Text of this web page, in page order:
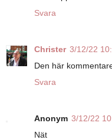
Svara
Christer 3/12/22
Den här
Svara
Anonym 3/12/22
Nät